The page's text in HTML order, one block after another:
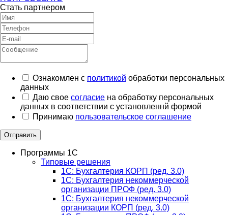
Стать партнером
Ознакомлен с политикой обработки персональных
данных
Даю свое согласие на обработку персональных
данных в соответствии с установленнй формой
Принимаю пользовательское соглашение
Отправить
Программы 1С
Типовые решения
1C: Бухгалтерия КОРП (ред. 3.0)
1С: Бухгалтерия некоммерческой
организации ПРОФ (ред. 3.0)
1С: Бухгалтерия некоммерческой
организации КОРП (ред. 3.0)